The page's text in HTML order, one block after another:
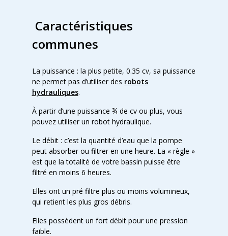
Caractéristiques
communes
La puissance : la plus petite, 0.35 cv, sa puissance
ne permet pas d’utiliser des robots
hydrauliques.
À partir d’une puissance ¾ de cv ou plus, vous
pouvez utiliser un robot hydraulique.
Le débit : c’est la quantité d’eau que la pompe
peut absorber ou filtrer en une heure. La « règle »
est que la totalité de votre bassin puisse être
filtré en moins 6 heures.
Elles ont un pré filtre plus ou moins volumineux,
qui retient les plus gros débris.
Elles possèdent un fort débit pour une pression
faible.